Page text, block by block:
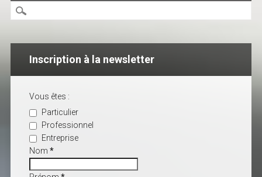
Inscription à la newsletter
Vous êtes :
Particulier
Professionnel
Entreprise
Nom *